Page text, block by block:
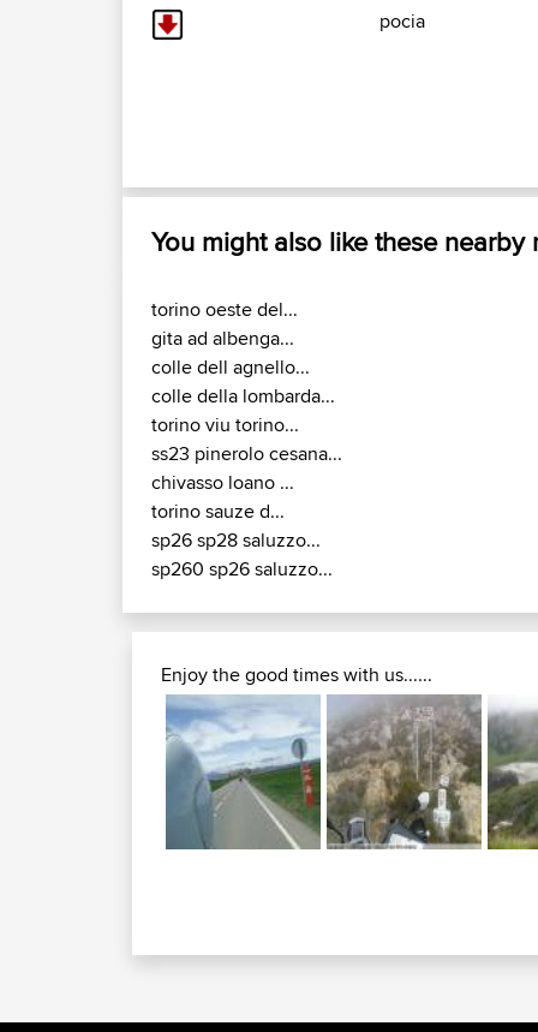
pocia
You might also like these
torino oeste del...
gita ad albenga...
colle dell agnello...
colle della lombarda...
torino viu torino...
ss23 pinerolo cesana...
chivasso loano ...
torino sauze d...
sp26 sp28 saluzzo...
sp260 sp26 saluzzo...
Enjoy the good times with us......